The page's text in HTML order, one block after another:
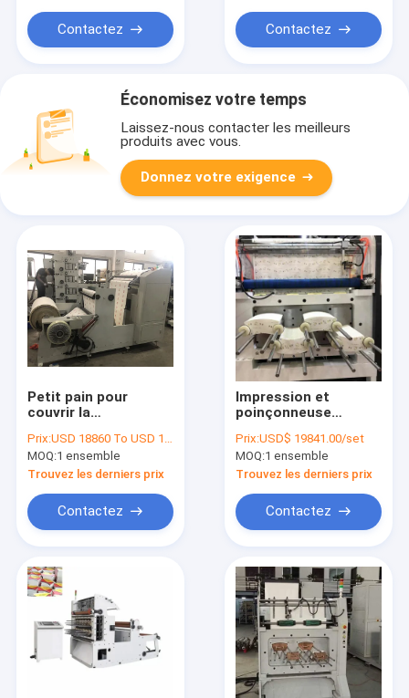
Contactez Contactez
Économisez votre temps
Laissez-nous contacter les meilleurs
produits avec vous.
Donnez votre exigence
Petit pain pour
couvrir la
carton de boîte de
carton pour la tasse
de papier
Prix:USD 18860 To USD 19000 Per Set
MOQ:1 ensemble
Trouvez les derniers prix
Contactez
Impression et
poinçonneuse
de tasse de papier
d'OEM 10kw
Prix:USD$ 19841.00/set
MOQ:1 ensemble
Trouvez les derniers prix
Contactez